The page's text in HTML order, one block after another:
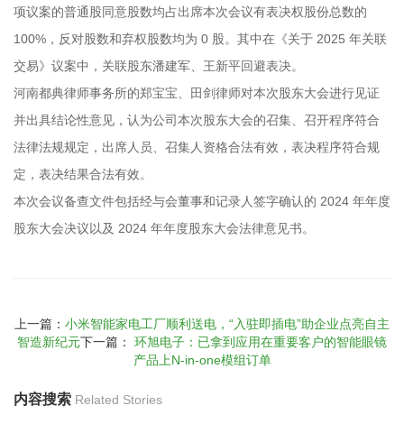
项议案的普通股同意股数均占出席本次会议有表决权股份总数的
100%，反对股数和弃权股数均为 0 股。其中在《关于 2025 年关联
交易》议案中，关联股东潘建军、王新平回避表决。
河南都典律师事务所的郑宝宝、田剑律师对本次股东大会进行见证
并出具结论性意见，认为公司本次股东大会的召集、召开程序符合
法律法规规定，出席人员、召集人资格合法有效，表决程序符合规
定，表决结果合法有效。
本次会议备查文件包括经与会董事和记录人签字确认的 2024 年年度
股东大会决议以及 2024 年年度股东大会法律意见书。
上一篇： 小米智能家电工厂顺利送电，“入驻即插电”助企业点亮自主
智造新纪元下一篇： 环旭电子：已拿到应用在重要客户的智能眼镜
产品上N-in-one模组订单
内容搜索 Related Stories